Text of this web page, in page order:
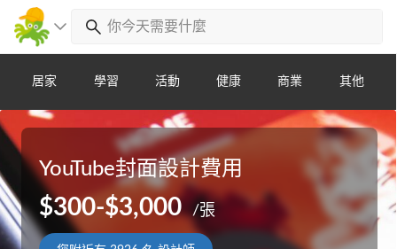
居家 學習 活動 健康 商業 其他
YouTube封面設計費用
$300-$3,000 /張